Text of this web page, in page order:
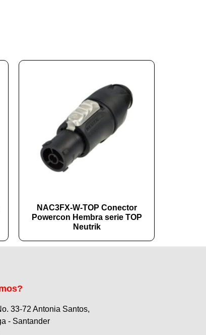
NAC3FX-W-TOP Conector
Powercon Hembra serie TOP
Neutrik
33-72 Antonia Santos,
- Santander